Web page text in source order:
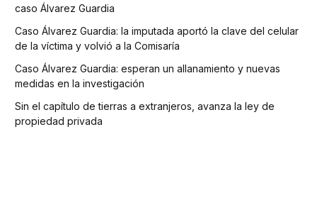
caso Álvarez Guardia
Caso Álvarez Guardia: la imputada aportó la clave del celular
de la víctima y volvió a la Comisaría
Caso Álvarez Guardia: esperan un allanamiento y nuevas
medidas en la investigación
Sin el capítulo de tierras a extranjeros, avanza la ley de
propiedad privada